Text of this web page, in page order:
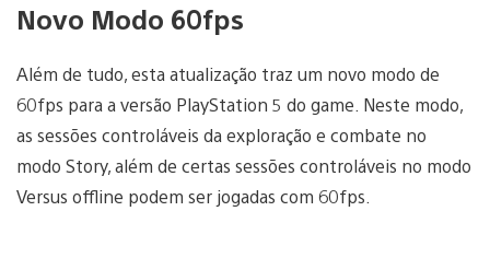
Novo Modo 60fps
Além de tudo, esta atualização traz um novo modo de
60fps para a versão PlayStation 5 do game. Neste modo,
as sessões controláveis da exploração e combate no
modo Story, além de certas sessões controláveis no modo
Versus offline podem ser jogadas com 60fps.